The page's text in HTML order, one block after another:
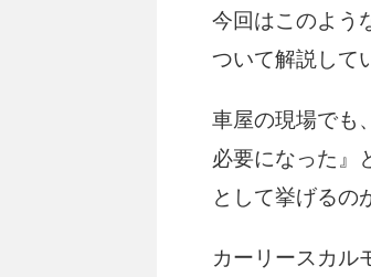
今回はこのよう
ついて解説して
車屋の現場でも
必要になった』
として挙げるの
カーリースカル